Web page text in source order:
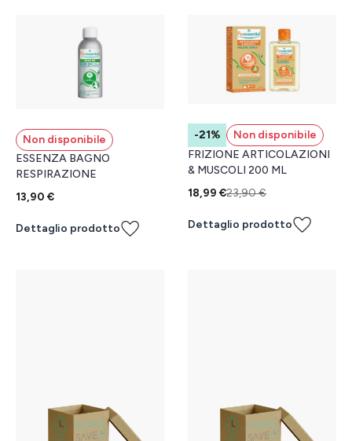
Non disponibile
ESSENZA BAGNO
RESPIRAZIONE
13,90 €
Dettaglio prodotto
-21%
Non disponibile
FRIZIONE ARTICOLAZIONI
& MUSCOLI 200 ML
18,99 €23,90 €
Dettaglio prodotto